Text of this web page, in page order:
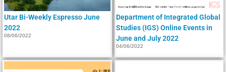
Utar Bi-Weekly Espresso June
2022
08/06/2022
Department of Integrated Global
Studies (IGS) Online Events in
June and July 2022
04/06/2022